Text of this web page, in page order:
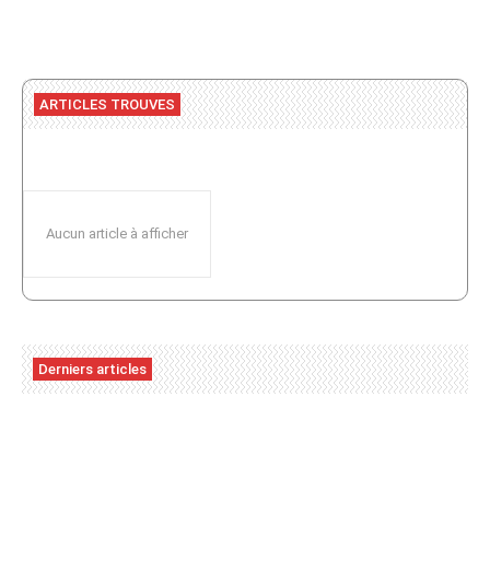
ARTICLES TROUVES
Aucun article à afficher
Derniers articles